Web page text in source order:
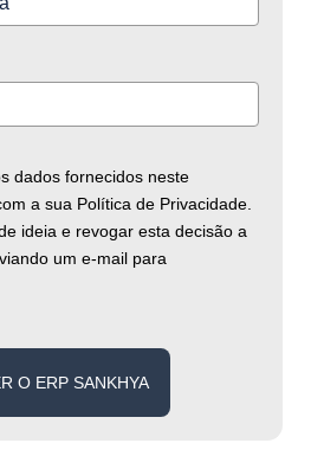
dados fornecidos neste
a sua Política de Privacidade.
ideia e revogar esta decisão a
um e-mail para
O ERP SANKHYA